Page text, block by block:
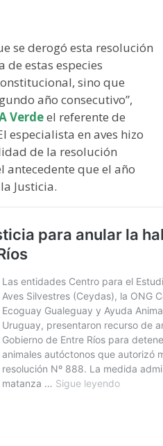
se derogó esta resolución
estas especies
sino que
año consecutivo”,
Verdeel referente de
especialista en aves hizo
de la resolución
antecedente que el año
Justicia.